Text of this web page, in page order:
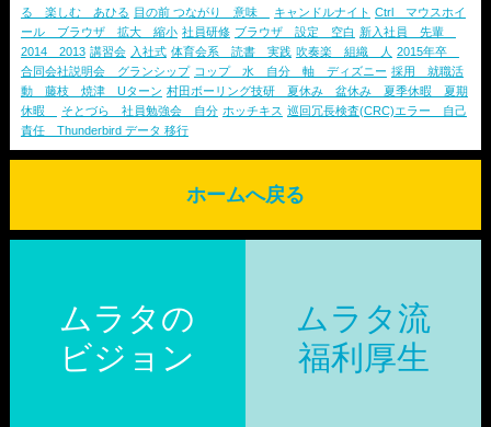
る 楽しむ あひる 目の前 つながり 意味 キャンドルナイト Ctrl マウスホイ
ール ブラウザ 拡大 縮小 社員研修 ブラウザ 設定 空白 新入社員 先輩
2014 2013 講習会 入社式 体育会系 読書 実践 吹奏楽 組織 人 2015年卒
合同会社説明会 グランシップ コップ 水 自分 軸 ディズニー 採用 就職活
動 藤枝 焼津 Uターン 村田ボーリング技研 夏休み 盆休み 夏季休暇 夏期
休暇
そとづら 社員勉強会 自分 ホッチキス 巡回冗長検査(CRC)エラー 自己
責任 Thunderbird データ 移行
ホームへ戻る
ムラタの
ビジョン
ムラタ流
福利厚生